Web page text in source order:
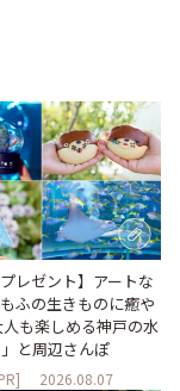
プレゼント】アートな
ふの生きものに癒や
も楽しめる神戸の水
と周辺さんぽ
2026.08.07